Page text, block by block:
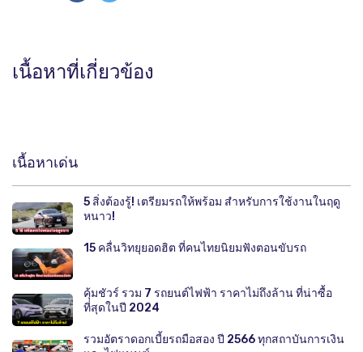
เนื้อหาที่เกี่ยวข้อง
เนื้อหาเด่น
5 สิ่งต้องรู้! เตรียมรถให้พร้อม สำหรับการใช้งานในฤดู
หนาว!
15 คลื่นวิทยุยอดฮิต ที่คนไทยนิยมฟังตอนขับรถ
คุ้มชัวร์ รวม 7 รถยนต์ไฟฟ้า ราคาไม่ถึงล้าน ที่น่าซื้อ
ที่สุดในปี 2024
รวมอัตราดอกเบี้ยรถมือสอง ปี 2566 ทุกสถาบันการเงิน